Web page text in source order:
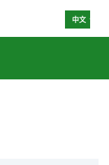
中文
한국어